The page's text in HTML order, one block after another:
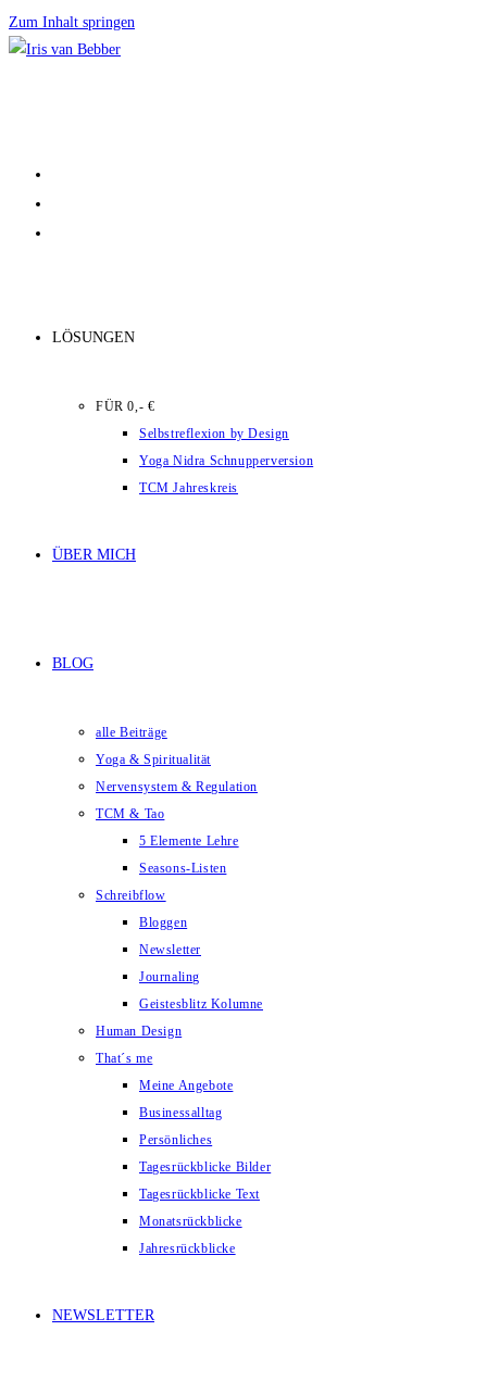
Zum Inhalt springen
LÖSUNGEN
FÜR 0,- €
Selbstreflexion by Design
Yoga Nidra Schnupperversion
TCM Jahreskreis
ÜBER MICH
BLOG
alle Beiträge
Yoga & Spiritualität
Nervensystem & Regulation
TCM & Tao
5 Elemente Lehre
Seasons-Listen
Schreibflow
Bloggen
Newsletter
Journaling
Geistesblitz Kolumne
Human Design
That´s me
Meine Angebote
Businessalltag
Persönliches
Tagesrückblicke Bilder
Tagesrückblicke Text
Monatsrückblicke
Jahresrückblicke
NEWSLETTER